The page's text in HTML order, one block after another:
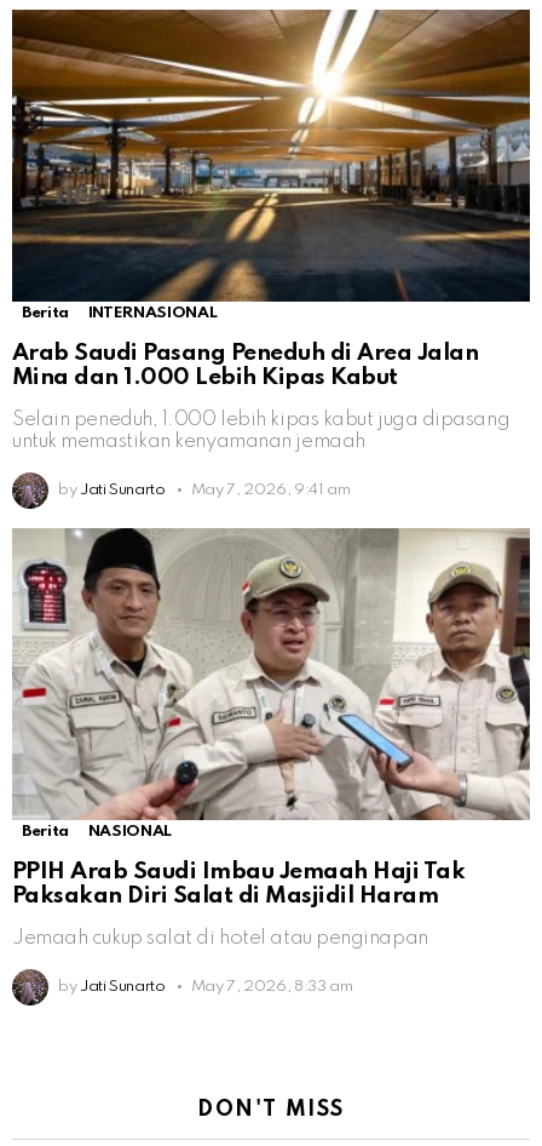
Berita INTERNASIONAL
Arab Saudi Pasang Peneduh di Area Jalan
Mina dan 1.000 Lebih Kipas Kabut
Selain peneduh, 1.000 lebih kipas kabut juga dipasang
untuk memastikan kenyamanan jemaah
by Jati Sunarto May 7, 2026, 9:41 am
Berita NASIONAL
PPIH Arab Saudi Imbau Jemaah Haji Tak
Paksakan Diri Salat di Masjidil Haram
Jemaah cukup salat di hotel atau penginapan
by Jati Sunarto May 7, 2026, 8:33 am
DON'T MISS